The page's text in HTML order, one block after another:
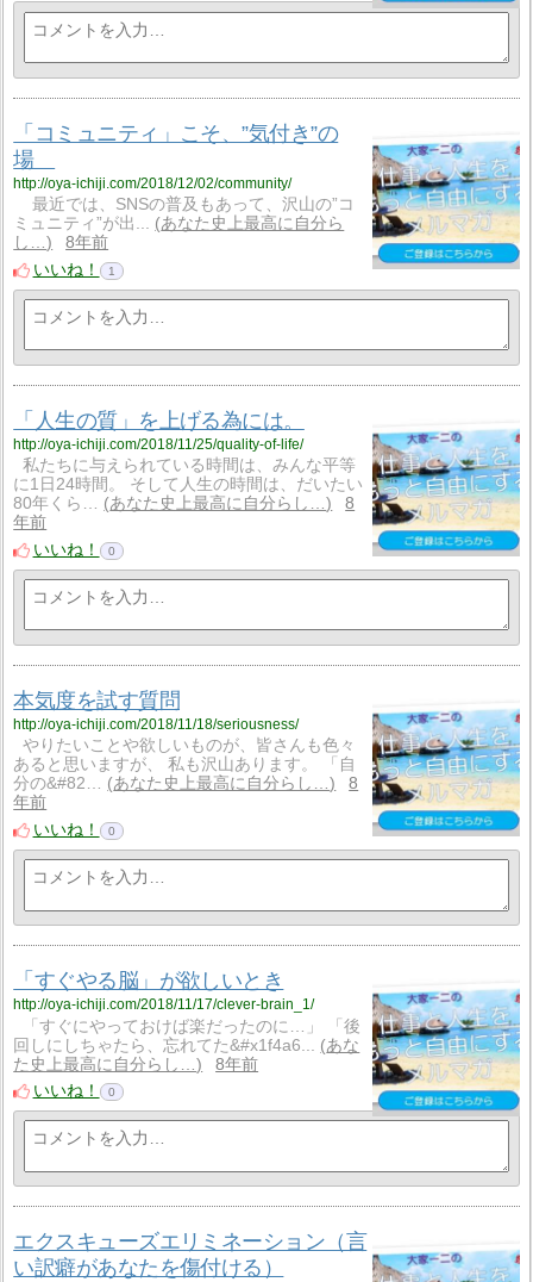
「コミュニティ」こそ、”気付き”の
場
http://oya-ichiji.com/2018/12/02/community/
最近では、SNSの普及もあって、沢山の”コ
ミュニティ”が出...
あなた史上最高に自分ら
し…
8年前
いいね！
1
「人生の質」を上げる為には。
http://oya-ichiji.com/2018/11/25/quality-of-life/
私たちに与えられている時間は、みんな平等
に1日24時間。 そして人生の時間は、だいたい
80年くら…
あなた史上最高に自分らし…
8
年前
いいね！
0
本気度を試す質問
http://oya-ichiji.com/2018/11/18/seriousness/
やりたいことや欲しいものが、皆さんも色々
あると思いますが、 私も沢山あります。 「自
分の&#82…
あなた史上最高に自分らし…
8
年前
いいね！
0
「すぐやる脳」が欲しいとき
http://oya-ichiji.com/2018/11/17/clever-brain_1/
「すぐにやっておけば楽だったのに…」 「後
回しにしちゃたら、忘れてた&#x1f4a6...
あな
た史上最高に自分らし…
8年前
いいね！
0
エクスキューズエリミネーション（言
い訳癖があなたを傷付ける）